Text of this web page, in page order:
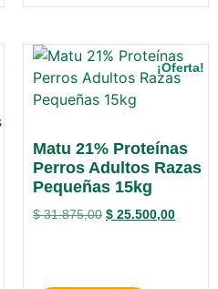
¡Oferta!
Matu 21% Proteínas
Perros Adultos Razas
Pequeñas 15kg
$31.875,00 $ 25.500,00